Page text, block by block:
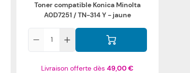
Toner compatible Konica Minolta
A0D7251 / TN-314 Y - jaune
Livraison offerte dès49,00 €